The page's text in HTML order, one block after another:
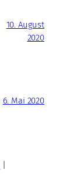
10. August
2020
6. Mai 2020